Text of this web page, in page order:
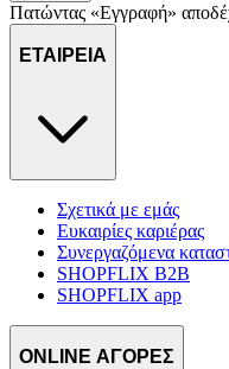
Πατώντας «Εγγραφή»
ΕΤΑΙΡΕΙΑ
Σχετικά με εμάς
Ευκαιρίες καριέρας
Συνεργαζόμενα
SHOPFLIX B2B
SHOPFLIX app
ONLINE ΑΓΟΡΕΣ